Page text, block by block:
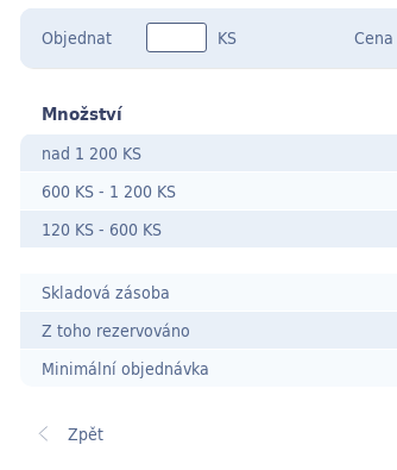
Objednat KS Cena
Množství
nad 1 200 KS
600 KS- 1 200 KS
120 KS- 600 KS
Skladová zásoba
Z toho rezervováno
Minimální objednávka